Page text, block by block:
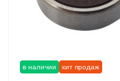
в наличии хит продаж